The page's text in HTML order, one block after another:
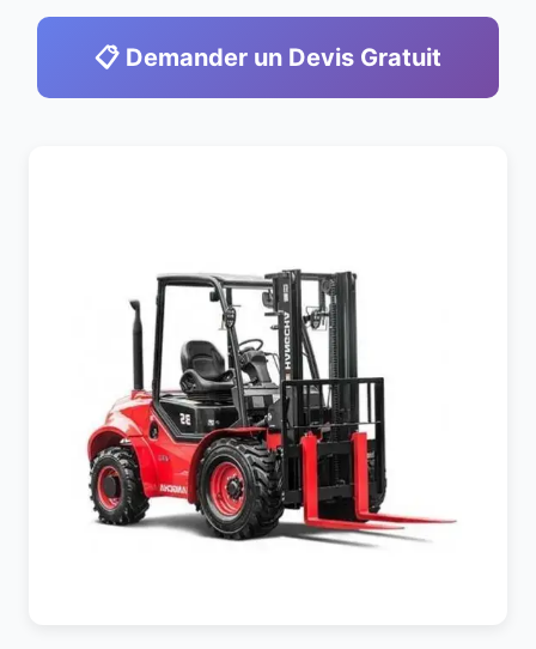
📋 Demander un Devis Gratuit